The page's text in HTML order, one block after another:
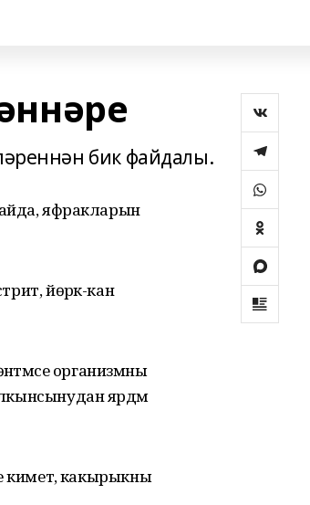
бик файдалы.
яфракларын
йөрәк-кан
организмны
ярдәм
киметә, какырыкны